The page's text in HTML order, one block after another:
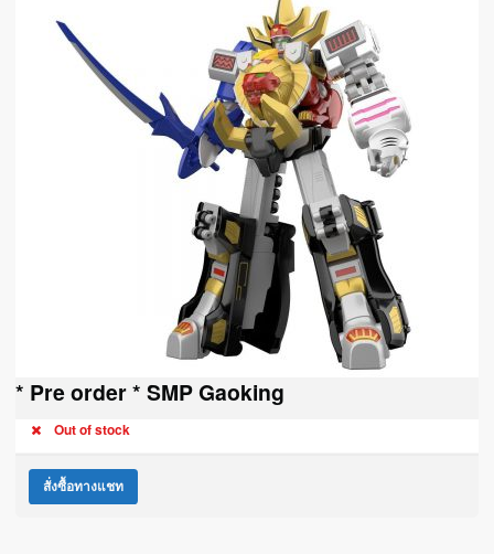
* Pre order * SMP Gaoking
Out of stock
สั่งซื้อทางแชท